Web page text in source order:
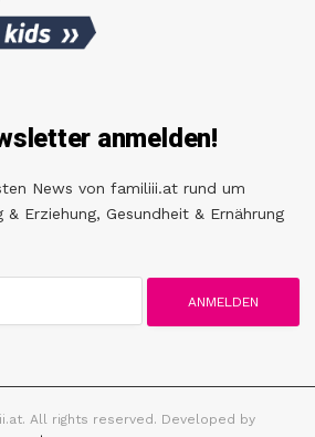
anmelden!
News von familiii.at rund um
& Erziehung, Gesundheit & Ernährung
All rights reserved. Developed by